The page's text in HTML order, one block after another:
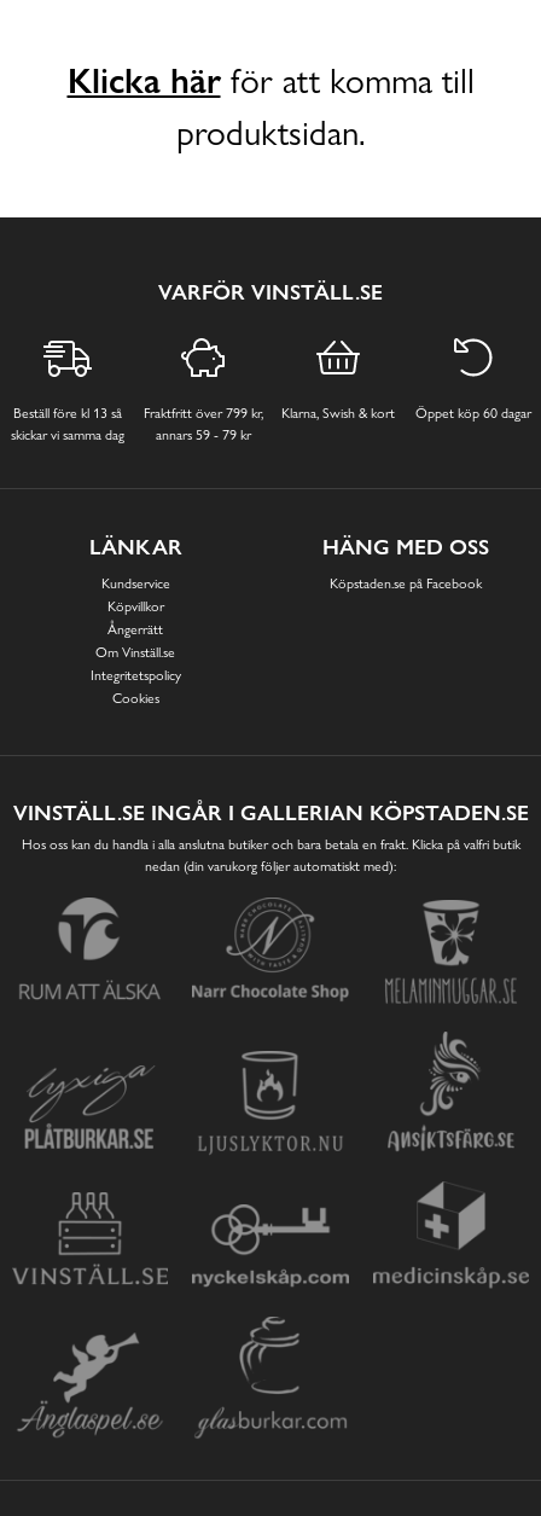
Klicka härför att komma till
produktsidan.
VARFÖR VINSTÄLL.SE
Beställ före kl 13 så
skickar vi samma dag
Fraktfritt över 799 kr,
annars 59 - 79 kr
Klarna, Swish & kort Öppet köp 60 dagar
LÄNKAR
Kundservice
Köpvillkor
Ångerrätt
Om Vinställ.se
Integritetspolicy
Cookies
HÄNG MED OSS
Köpstaden.se på Facebook
VINSTÄLL.SE INGÅR I GALLERIAN KÖPSTADEN.SE
Hos oss kan du handla i alla anslutna butiker och bara betala en frakt. Klicka på valfri butik
nedan (din varukorg följer automatiskt med):